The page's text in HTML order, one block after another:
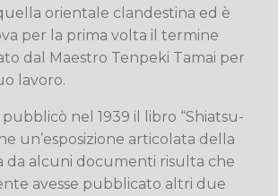
orientale clandestina ed è
per la prima volta il termine
dal Maestro Tenpeki Tamai per
lavoro.
nel 1939 il libro “Shiatsu-
un’esposizione articolata della
da alcuni documenti risulta che
avesse pubblicato altri due